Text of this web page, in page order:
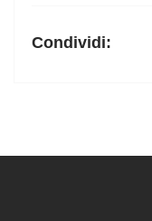
Condividi: